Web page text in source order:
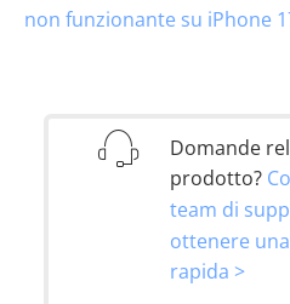
non funzionante su iPhone
Domande
prodotto?
team di
ottenere
rapida >